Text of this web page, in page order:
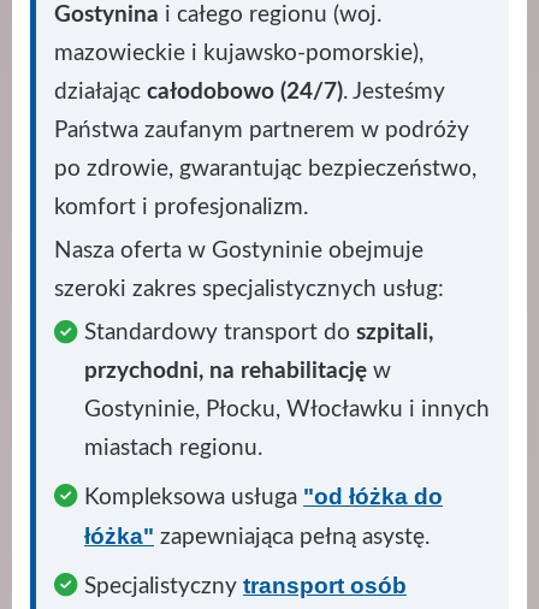
Gostynina i całego regionu (woj.
mazowieckie i kujawsko-pomorskie),
działając całodobowo (24/7). Jesteśmy
Państwa zaufanym partnerem w podróży
po zdrowie, gwarantując bezpieczeństwo,
komfort i profesjonalizm.
Nasza oferta w Gostyninie obejmuje
szeroki zakres specjalistycznych usług:
Standardowy transport do szpitali,
przychodni, na rehabilitację w
Gostyninie, Płocku, Włocławku i innych
miastach regionu.
Kompleksowa usługa "od łóżka do
łóżka" zapewniająca pełną asystę.
Specjalistyczny transport osób